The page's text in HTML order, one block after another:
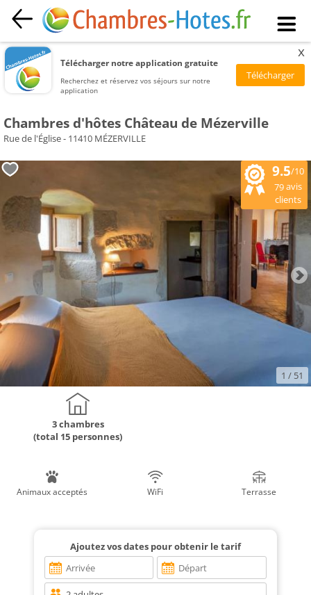
Télécharger notre application gratuite
Recherchez et réservez vos séjours sur notre
application
x
Chambres d'hôtes Château de Mézerville
Rue de l'Église - 11410 MÉZERVILLE
9.5/10
79avis
clients
1 / 51
3 chambres
(total 15 personnes)
Animaux acceptés WiFi Terrasse
Ajoutez vos dates pour obtenir le tarif